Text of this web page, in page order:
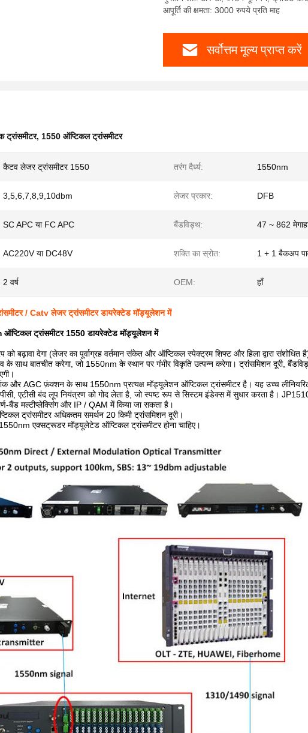
आपूर्ति की क्षमता: 3000 रुपये प्रति माह
सर्वोत्तम मूल्य प्राप्त करें
ट्रांसमीटर, 1550 ऑप्टिकल ट्रांसमीटर
कैटव लेजर ट्रांसमीटर 1550 तरंग दैर्ध्य: 1550nm
3,5,6,7,8,9,10dbm लेजर प्रकार: DFB
SC APC या FC APC बैंडविड्थ: 47 ~ 862
AC220V या DC48V शक्ति का स्रोत: 1 + 1 बैकअप
2 वर्ष OEM: हाँ
/ Catv लेजर ट्रांसमीटर डायरेक्टेड मॉड्यूलेशन में
ट्रांसमीटर 1550 डायरेक्टेड मॉड्यूलेशन में
बढ़ावा देगा (लेजर का पूर्वाग्रह वर्तमान संकेत और ऑप्टिकल स्पेक्ट्रम शिफ्ट और हिला द्वारा संशोधित
साथ बातचीत करेगा, जो 1550nm के स्थान पर गंभीर विकृति उत्पन्न करेगा। ट्रांसमिशन दूरी,
और AGC फ़ंक्शन के साथ 1550nm प्रत्यक्ष मॉड्यूलेशन ऑप्टिकल ट्रांसमीटर है। यह उच्च
एटीसी बंद लूप नियंत्रण को गोद लेता है, जो स्पष्ट रूप से सिस्टम इंडेक्स में सुधार करता है।
बैंड मल्टीप्लेक्सिंग और IP / QAM में किया जा सकता है।
ट्रांसमीटर अधिकतम समर्थन 20 किमी ट्रांसमिशन दूरी।
एक्सट्रूडर मॉड्यूलेटेड ऑप्टिकल ट्रांसमीटर होना चाहिए।